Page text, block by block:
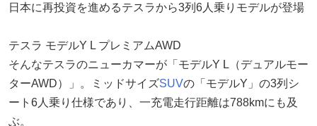
日本に再投資を進めるテスラから3列6人乗りモデルが登場
テスラ モデルY L プレミアムAWD
そんなテスラのニューカマーが「モデルY L（デュアルモー
ターAWD）」。ミッドサイズSUVの「モデルY」の3列シ
ート6人乗り仕様であり、一充電走行距離は788kmにも及
ぶ。